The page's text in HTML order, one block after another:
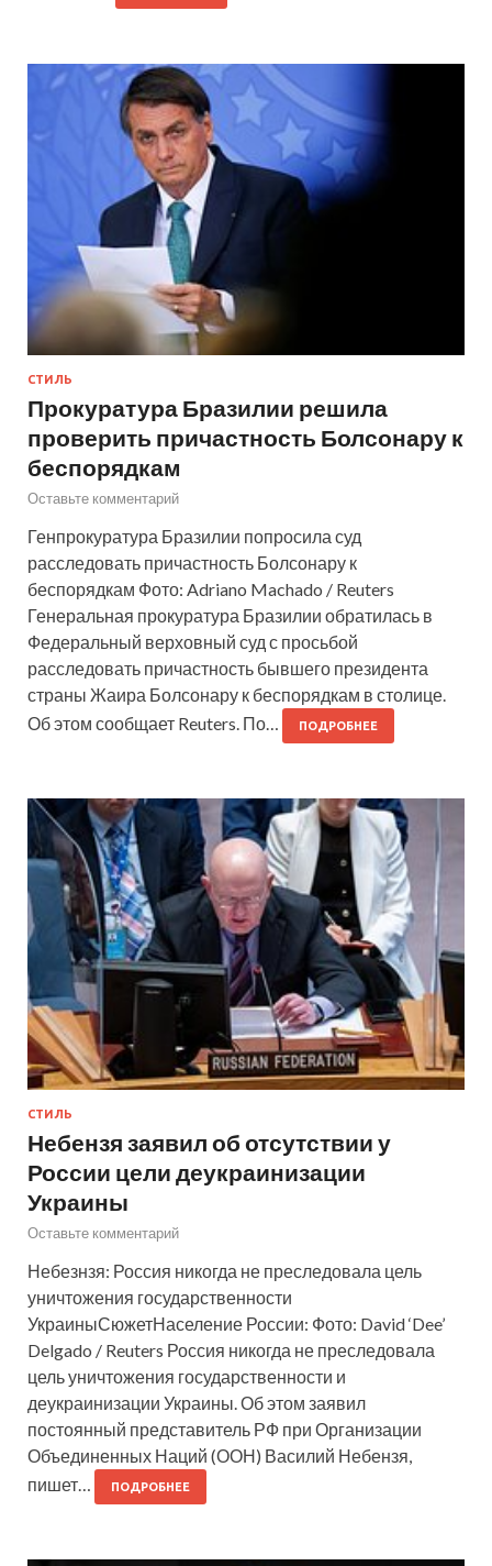
СТИЛЬ
Прокуратура Бразилии решила
проверить причастность Болсонару к
беспорядкам
Оставьте комментарий
Генпрокуратура Бразилии попросила суд
расследовать причастность Болсонару к
беспорядкам Фото: Adriano Machado / Reuters
Генеральная прокуратура Бразилии обратилась в
Федеральный верховный суд с просьбой
расследовать причастность бывшего президента
страны Жаира Болсонару к беспорядкам в столице.
Об этом сообщает Reuters. По…
ПОДРОБНЕЕ
СТИЛЬ
Небензя заявил об отсутствии у
России цели деукраинизации
Украины
Оставьте комментарий
Небезнзя: Россия никогда не преследовала цель
уничтожения государственности
УкраиныСюжетНаселение России: Фото: David ‘Dee’
Delgado / Reuters Россия никогда не преследовала
цель уничтожения государственности и
деукраинизации Украины. Об этом заявил
постоянный представитель РФ при Организации
Объединенных Наций (ООН) Василий Небензя,
пишет…
ПОДРОБНЕЕ